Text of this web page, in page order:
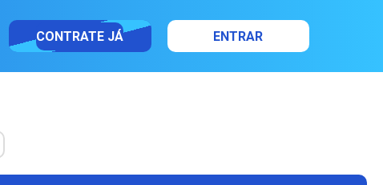
CONTRATE JÁ ENTRAR